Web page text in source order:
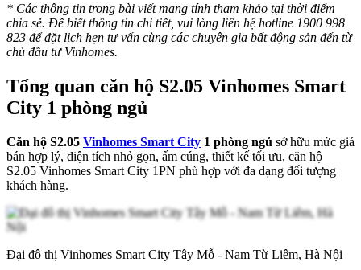
* Các thông tin trong bài viết mang tính tham khảo tại thời điểm
chia sẻ. Để biết thông tin chi tiết, vui lòng liên hệ hotline 1900 998
823 để đặt lịch hẹn tư vấn cùng các chuyên gia bất động sản đến từ
chủ đầu tư Vinhomes.
Tổng quan căn hộ S2.05 Vinhomes Smart
City 1 phòng ngủ
Căn hộ S2.05 Vinhomes Smart City 1 phòng ngủ sở hữu mức giá
bán hợp lý, diện tích nhỏ gọn, ấm cúng, thiết kế tối ưu, căn hộ
S2.05 Vinhomes Smart City 1PN phù hợp với đa dạng đối tượng
khách hàng.
Đại đô thị Vinhomes Smart City Tây Mỗ - Nam Từ Liêm, Hà Nội